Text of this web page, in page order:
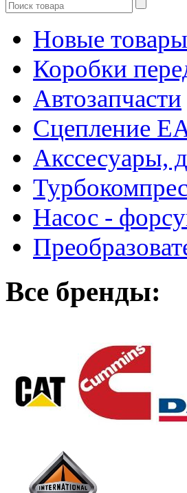
Новые товары
Коробки
Автозапчасти
Сцепление
Акссесуары,
Насос -
Все бренды: